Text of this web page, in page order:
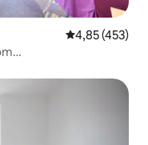
4,85 de uma
4,85 (453)